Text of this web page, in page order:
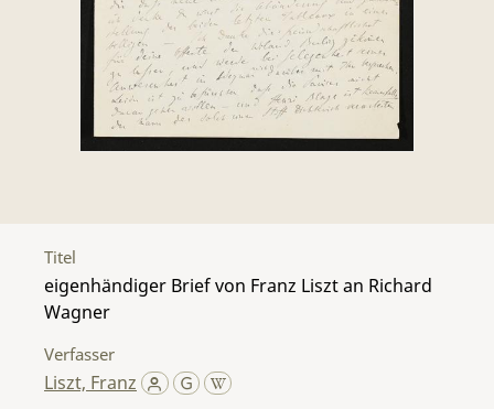
Titel
eigenhändiger Brief von Franz Liszt an Richard
Wagner
Verfasser
Liszt, Franz